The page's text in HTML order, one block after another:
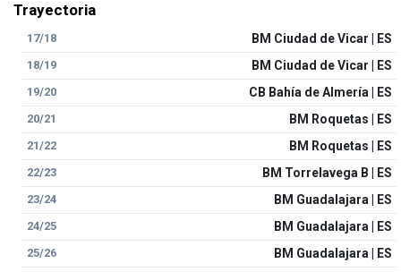
Trayectoria
17/18 BM Ciudad de Vicar | ES
18/19 BM Ciudad de Vicar | ES
19/20 CB Bahía de Almería | ES
20/21 BM Roquetas | ES
21/22 BM Roquetas | ES
22/23 BM Torrelavega B | ES
23/24 BM Guadalajara | ES
24/25 BM Guadalajara | ES
25/26 BM Guadalajara | ES